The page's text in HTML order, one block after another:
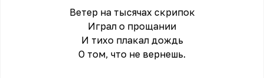
Ветер на тысячах скрипок
Играл о прощании
И тихо плакал дождь
О том, что не вернешь.